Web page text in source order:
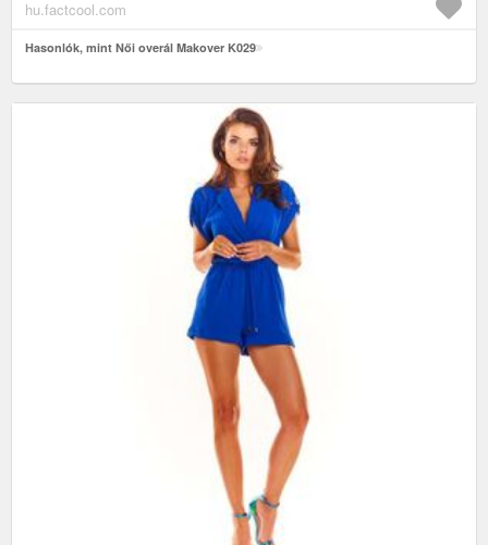
hu.factcool.com
Hasonlók, mint Női overál Makover K029